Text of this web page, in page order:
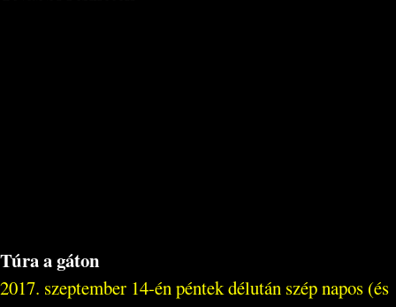
Túra a gáton
2017. szeptember 14-én péntek délután szép napos (és